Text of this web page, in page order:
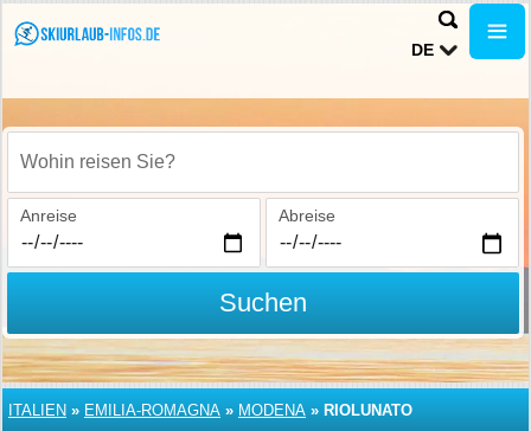
DE
Wohin reisen Sie?
Anreise Abreise
Suchen
ITALIEN » EMILIA-ROMAGNA » MODENA » RIOLUNATO